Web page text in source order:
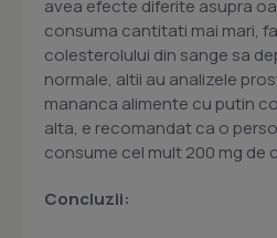
avea efecte diferite asupra
consuma cantitati mai mari,
colesterolului din sange sa
normale, altii au analizele
mananca alimente cu putin
alta, e recomandat ca o
consume cel mult 200 mg de
Concluzii: